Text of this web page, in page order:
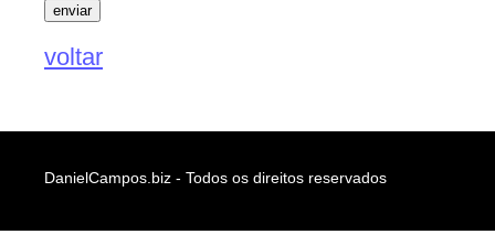
voltar
DanielCampos.biz - Todos os direitos reservados